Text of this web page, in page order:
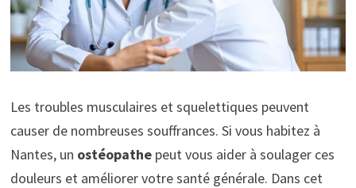
Les troubles musculaires et squelettiques peuvent
causer de nombreuses souffrances. Si vous habitez à
Nantes, un ostéopathepeut vous aider à soulager ces
douleurs et améliorer votre santé générale. Dans cet